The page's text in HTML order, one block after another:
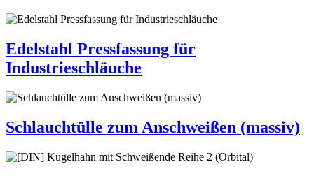
Edelstahl Pressfassung für
Industrieschläuche
Schlauchtülle zum Anschweißen (massiv)